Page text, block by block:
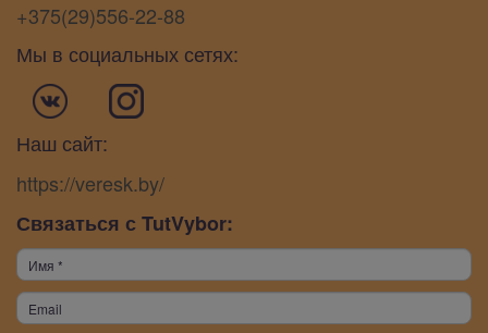
+375(29)556-22-88
Мы в социальных сетях:
Наш сайт:
https://veresk.by/
Связаться с TutVybor: